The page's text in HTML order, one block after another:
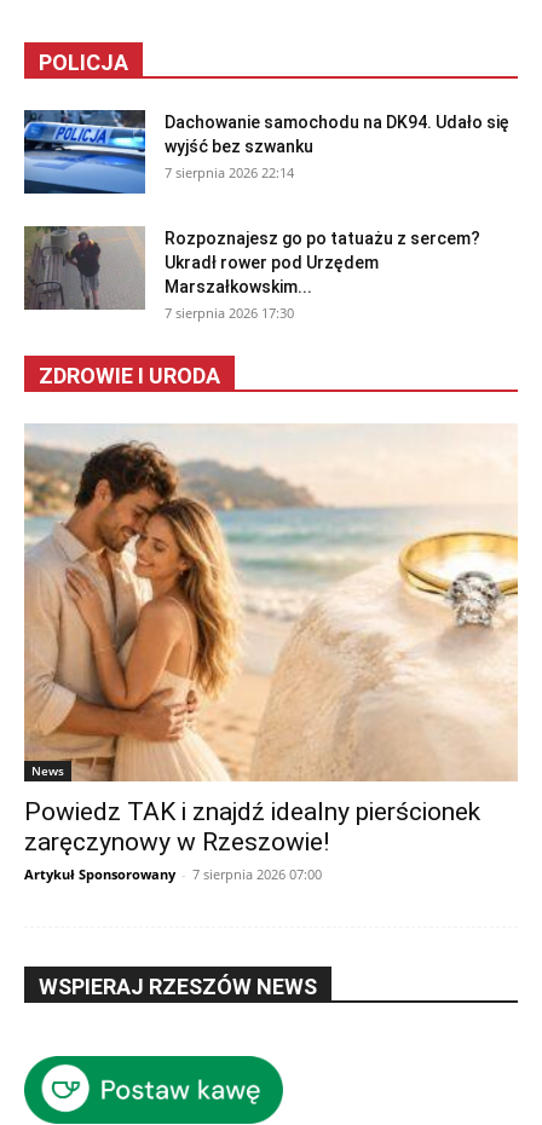
POLICJA
Dachowanie samochodu na DK94. Udało się
wyjść bez szwanku
7 sierpnia 2026 22:14
Rozpoznajesz go po tatuażu z sercem?
Ukradł rower pod Urzędem
Marszałkowskim...
7 sierpnia 2026 17:30
ZDROWIE I URODA
News
Powiedz TAK i znajdź idealny pierścionek
zaręczynowy w Rzeszowie!
Artykuł Sponsorowany - 7 sierpnia 2026 07:00
WSPIERAJ RZESZÓW NEWS